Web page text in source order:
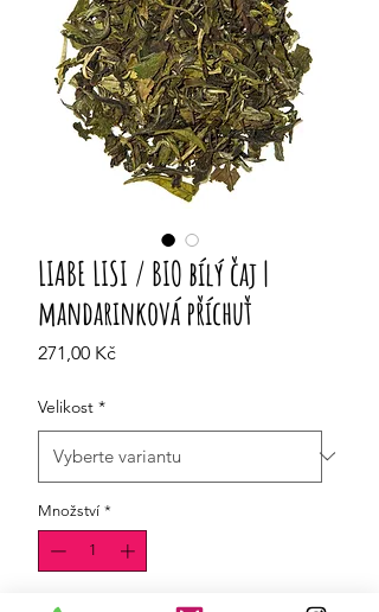
LIABE LISI / BIO bílý čaj |
mandarinková příchuť
271,00 KčCena
Velikost *
Množství *